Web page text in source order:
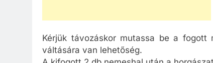
Kérjük távozáskor mutassa be a fogott
váltására van lehetőség.